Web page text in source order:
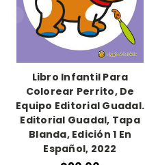
Libro Infantil Para
Colorear Perrito, De
Equipo Editorial Guadal.
Editorial Guadal, Tapa
Blanda, Edición 1 En
Español, 2022